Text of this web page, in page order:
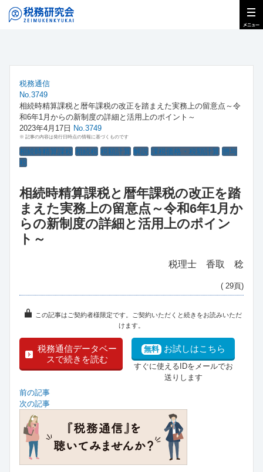
税務通信
No.3749
相続時精算課税と暦年課税の改正を踏まえた実務上の留意点～令
和6年1月からの新制度の詳細と活用上のポイント～
2023年4月17日 No.3749
※ 記事の内容は発行日時点の情報に基づくものです
相続時精算課税 相続税 税額計算 解説 課税価格・税額計算 贈与
税
相続時精算課税と暦年課税の改正を踏
まえた実務上の留意点～令和6年1月か
らの新制度の詳細と活用上のポイン
ト～
税理士 香取 稔
( 29頁)
この記事はご契約者様限定です。ご契約いただくと続きをお読みいただ
けます。
税務通信データベー
スで続きを読む
無料 お試しはこちら
すぐに使えるIDをメールでお
送りします
前の記事
次の記事